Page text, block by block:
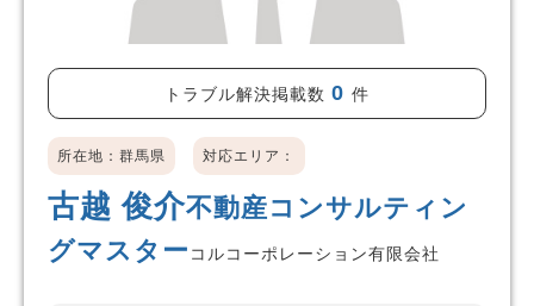
トラブル解決掲載数 0 件
所在地：群馬県 対応エリア：
古越 俊介不動産コンサルティン
グマスター コルコーポレーション有限会社